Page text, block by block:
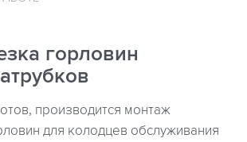
горловин
производится монтаж
для колодцев обслуживания